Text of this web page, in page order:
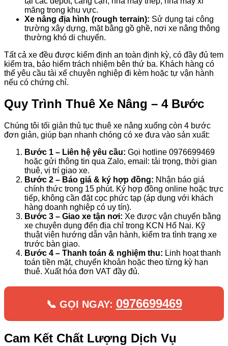
măng trong khu vực.
Xe nâng địa hình (rough terrain): Sử dụng tại công
trường xây dựng, mặt bằng gồ ghề, nơi xe nâng thông
thường khó di chuyển.
Tất cả xe đều được kiểm định an toàn định kỳ, có đầy đủ tem
kiểm tra, bảo hiểm trách nhiệm bên thứ ba. Khách hàng có
thể yêu cầu tài xế chuyên nghiệp đi kèm hoặc tự vận hành
nếu có chứng chỉ.
Quy Trình Thuê Xe Nâng – 4 Bước
Chúng tôi tối giản thủ tục thuê xe nâng xuống còn 4 bước
đơn giản, giúp bạn nhanh chóng có xe đưa vào sản xuất:
Bước 1 – Liên hệ yêu cầu: Gọi hotline 0976699469
hoặc gửi thông tin qua Zalo, email: tải trọng, thời gian
thuê, vị trí giao xe.
Bước 2 – Báo giá & ký hợp đồng: Nhận báo giá
chính thức trong 15 phút. Ký hợp đồng online hoặc trực
tiếp, không cần đặt cọc phức tạp (áp dụng với khách
hàng doanh nghiệp có uy tín).
Bước 3 – Giao xe tận nơi: Xe được vận chuyển bằng
xe chuyên dụng đến địa chỉ trong KCN Hố Nai. Kỹ
thuật viên hướng dẫn vận hành, kiểm tra tình trạng xe
trước bàn giao.
Bước 4 – Thanh toán & nghiệm thu: Linh hoạt thanh
toán tiền mặt, chuyển khoản hoặc theo từng kỳ hạn
thuê. Xuất hóa đơn VAT đầy đủ.
📞 GỌI NGAY: 0976699469
Cam Kết Chất Lượng Dịch Vụ